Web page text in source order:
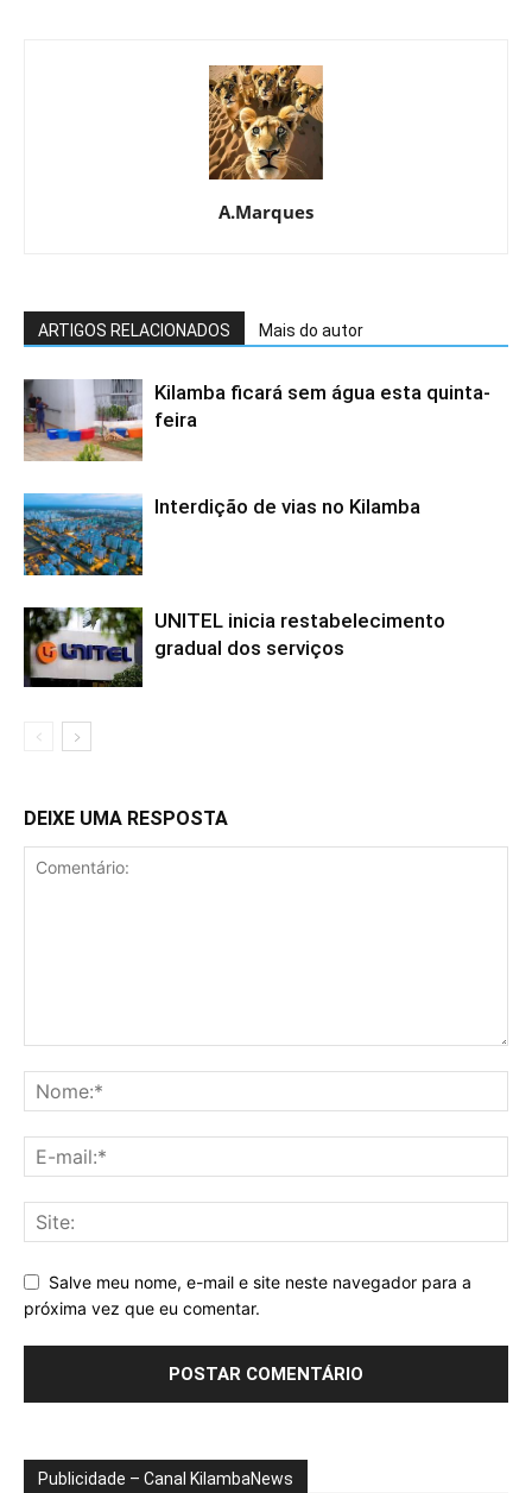
A.Marques
ARTIGOS RELACIONADOS Mais do autor
Kilamba ficará sem água esta quinta-
feira
Interdição de vias no Kilamba
UNITEL inicia restabelecimento
gradual dos serviços
DEIXE UMA RESPOSTA
Salve meu nome, e-mail e site neste navegador para a
próxima vez que eu comentar.
Publicidade – Canal KilambaNews